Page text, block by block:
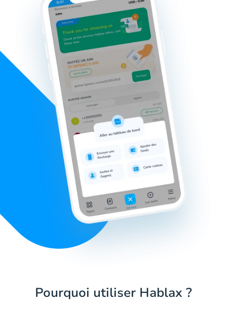
Pourquoi utiliser Hablax ?